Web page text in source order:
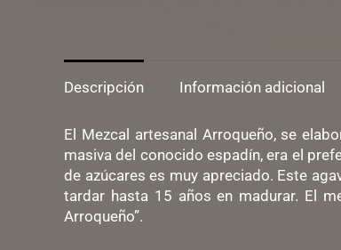
Descripción Información adicional
El Mezcal artesanal Arroqueño, se
masiva del conocido espadín, era el
de azúcares es muy apreciado. Este
tardar hasta 15 años en madurar. El
Arroqueño”.